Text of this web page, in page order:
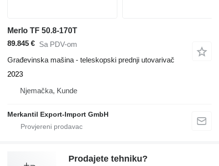
Merlo TF 50.8-170T
89.845 € Sa PDV-om
Građevinska mašina - teleskopski prednji utovarivač
2023
Njemačka, Kunde
Merkantil Export-Import GmbH
Prodajete tehniku?